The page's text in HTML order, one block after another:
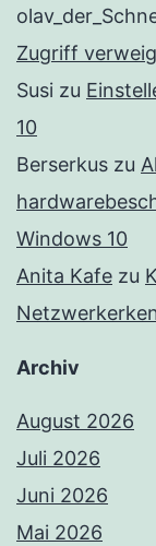
Zugriff
Susi zu
10
Berserkus zu
Windows 10
Anita Kafe zu
Archiv
August 2026
Juli 2026
Juni 2026
Mai 2026